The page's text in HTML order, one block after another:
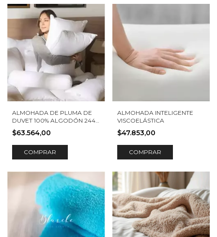
ALMOHADA DE PLUMA DE
DUVET 100% ALGODÓN 244
HILOS
$63.564,00
COMPRAR
ALMOHADA INTELIGENTE
VISCOELÁSTICA
$47.853,00
COMPRAR